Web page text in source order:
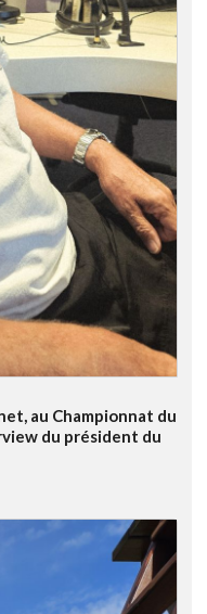
au Championnat du
du président du